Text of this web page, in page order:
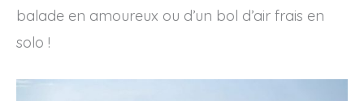
balade en amoureux ou d’un bol d’air frais en
solo !